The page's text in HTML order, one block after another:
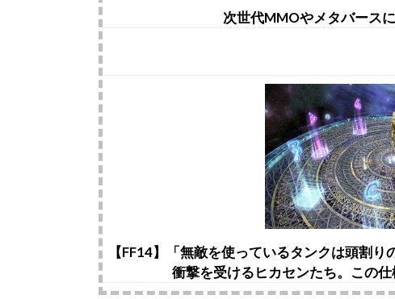
次世代MMOやメタバース
【FF14】「無敵を使っているタンクは頭割
衝撃を受けるヒカセンたち。この